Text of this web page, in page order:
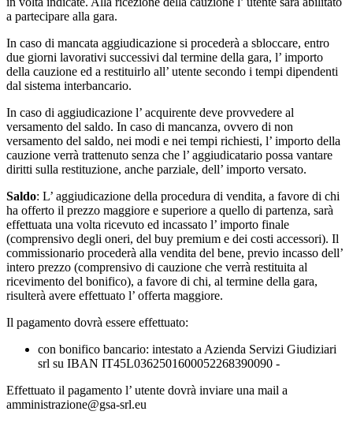
a partecipare alla gara.
In caso di mancata aggiudicazione si procederà a sbloccare, entro
due giorni lavorativi successivi dal termine della gara, l’ importo
della cauzione ed a restituirlo all’ utente secondo i tempi dipendenti
dal sistema interbancario.
In caso di aggiudicazione l’ acquirente deve provvedere al
versamento del saldo. In caso di mancanza, ovvero di non
versamento del saldo, nei modi e nei tempi richiesti, l’ importo della
cauzione verrà trattenuto senza che l’ aggiudicatario possa vantare
diritti sulla restituzione, anche parziale, dell’ importo versato.
Saldo: L’ aggiudicazione della procedura di vendita, a favore di chi
ha offerto il prezzo maggiore e superiore a quello di partenza, sarà
effettuata una volta ricevuto ed incassato l’ importo finale
(comprensivo degli oneri, del buy premium e dei costi accessori). Il
commissionario procederà alla vendita del bene, previo incasso dell’
intero prezzo (comprensivo di cauzione che verrà restituita al
ricevimento del bonifico), a favore di chi, al termine della gara,
risulterà avere effettuato l’ offerta maggiore.
Il pagamento dovrà essere effettuato:
con bonifico bancario: intestato a Azienda Servizi Giudiziari
srl su IBAN IT45L0362501600052268390090 -
Effettuato il pagamento l’ utente dovrà inviare una mail a
amministrazione@gsa-srl.eu